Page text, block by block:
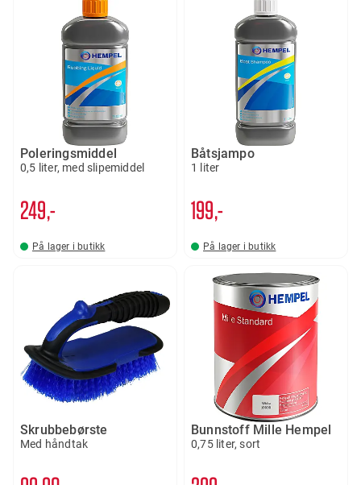
Poleringsmiddel
0,5 liter, med slipemiddel
249,-
På lager i butikk
Båtsjampo
1 liter
199,-
På lager i butikk
Skrubbebørste
Med håndtak
Bunnstoff Mille Hempel
0,75 liter, sort